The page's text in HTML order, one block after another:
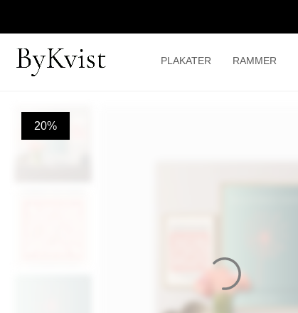
PLAKATER RAMMER
20%